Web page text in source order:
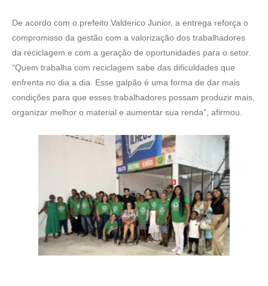
De acordo com o prefeito Valderico Junior, a entrega reforça o
compromisso da gestão com a valorização dos trabalhadores
da reciclagem e com a geração de oportunidades para o setor.
“Quem trabalha com reciclagem sabe das dificuldades que
enfrenta no dia a dia. Esse galpão é uma forma de dar mais
condições para que esses trabalhadores possam produzir mais,
organizar melhor o material e aumentar sua renda”, afirmou.